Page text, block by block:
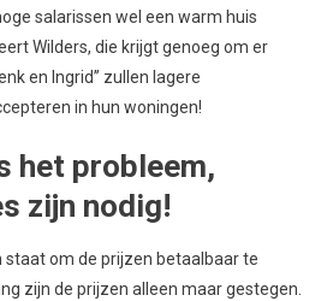
salarissen wel een warm huis
Wilders, die krijgt genoeg om er
en Ingrid’’ zullen lagere
in hun woningen!
het probleem,
zijn nodig!
staat om de prijzen betaalbaar te
zijn de prijzen alleen maar gestegen.